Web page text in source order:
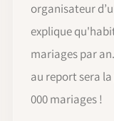
organisateur
explique
mariages par
au report sera
000 mariages !